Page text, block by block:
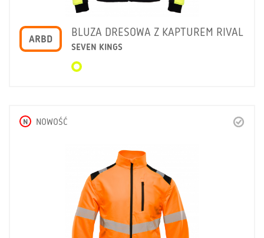
ARBD
BLUZA DRESOWA Z KAPTUREM RIVAL
SEVEN KINGS
N NOWOŚĆ